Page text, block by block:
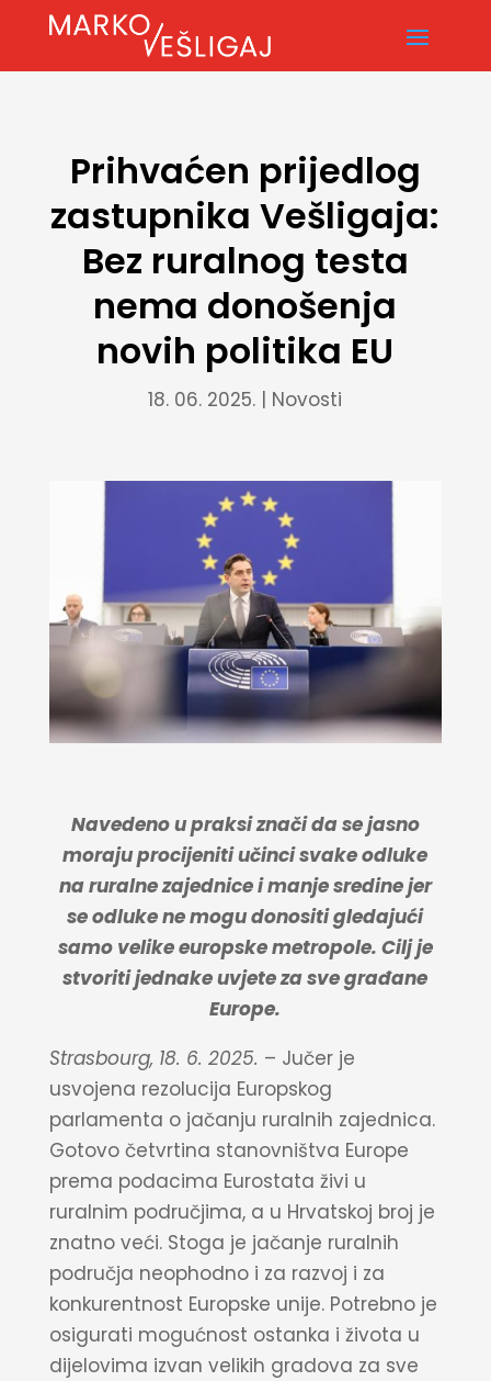
Prihvaćen prijedlog
zastupnika Vešligaja:
Bez ruralnog testa
nema donošenja
novih politika EU
18. 06. 2025. | Novosti
Navedeno u praksi znači da se jasno
moraju procijeniti učinci svake odluke
na ruralne zajednice i manje sredine jer
se odluke ne mogu donositi gledajući
samo velike europske metropole. Cilj je
stvoriti jednake uvjete za sve građane
Europe.
Strasbourg, 18. 6. 2025. – Jučer je
usvojena rezolucija Europskog
parlamenta o jačanju ruralnih zajednica.
Gotovo četvrtina stanovništva Europe
prema podacima Eurostata živi u
ruralnim područjima, a u Hrvatskoj broj je
znatno veći. Stoga je jačanje ruralnih
područja neophodno i za razvoj i za
konkurentnost Europske unije. Potrebno je
osigurati mogućnost ostanka i života u
dijelovima izvan velikih gradova za sve